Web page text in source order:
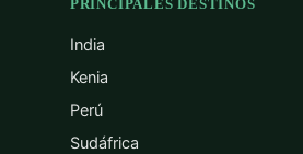
PRINCIPALES DESTINOS
India
Kenia
Perú
Sudáfrica